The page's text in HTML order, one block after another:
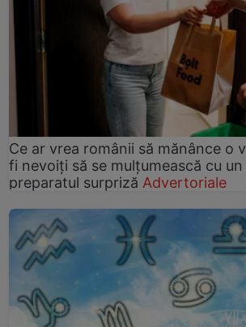
Ce ar vrea românii să mănânce o
fi nevoiți să se mulțumească cu
preparatul surpriză Advertoriale